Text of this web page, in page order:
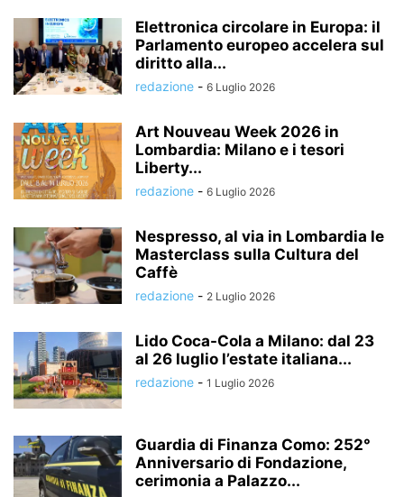
Elettronica circolare in Europa: il
Parlamento europeo accelera sul
diritto alla...
redazione - 6 Luglio 2026
Art Nouveau Week 2026 in
Lombardia: Milano e i tesori
Liberty...
redazione - 6 Luglio 2026
Nespresso, al via in Lombardia le
Masterclass sulla Cultura del
Caffè
redazione - 2 Luglio 2026
Lido Coca-Cola a Milano: dal 23
al 26 luglio l’estate italiana...
redazione - 1 Luglio 2026
Guardia di Finanza Como: 252°
Anniversario di Fondazione,
cerimonia a Palazzo...